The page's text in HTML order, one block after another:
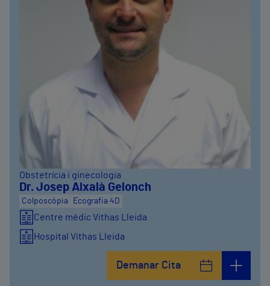
Obstetrícia i ginecologia
Dr. Josep Aixalà Gelonch
Colposcòpia Ecografia 4D
Centre mèdic Vithas Lleida
Hospital Vithas Lleida
Demanar Cita